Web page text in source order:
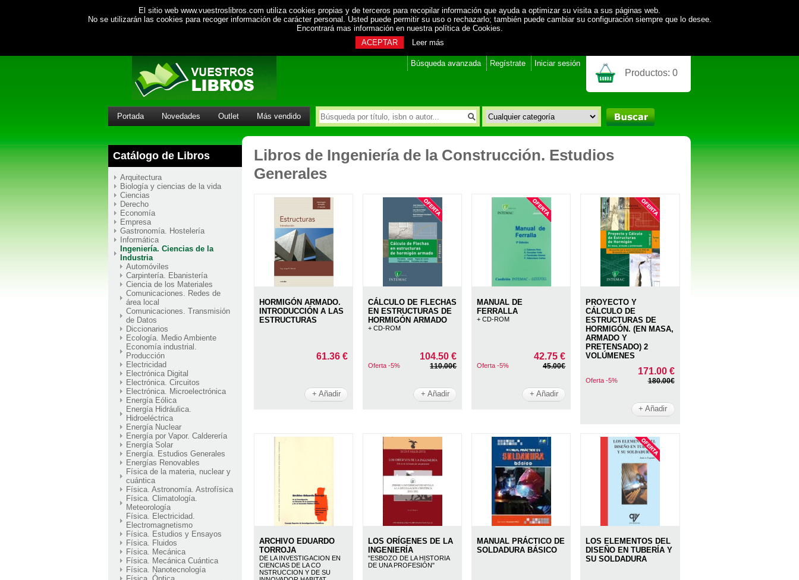
El sitio web www.vuestroslibros.com utiliza cookies propias y de terceros para recopilar información que ayuda a optimizar su visita a sus páginas web.
No se utilizarán las cookies para recoger información de carácter personal. Usted puede permitir su uso o rechazarlo; también puede cambiar su configuración siempre que lo desee.
Encontrará mas información en nuestra política de Cookies.
ACEPTAR
Leer más
Búsqueda avanzada Regístrate Iniciar sesión
Productos: 0
Portada Novedades Outlet Más vendido
Catálogo de Libros
Arquitectura
Biología y ciencias de la vida
Ciencias
Derecho
Economía
Empresa
Gastronomía. Hostelería
Informática
Ingeniería. Ciencias de la
Industria
Automóviles
Carpintería. Ebanistería
Ciencia de los Materiales
Comunicaciones. Redes de
área local
Comunicaciones. Transmisión
de Datos
Diccionarios
Ecología. Medio Ambiente
Economía industrial.
Producción
Electricidad
Electrónica Digital
Electrónica. Circuitos
Electrónica. Microelectrónica
Energía Eólica
Energía Hidráulica.
Hidroeléctrica
Energía Nuclear
Energía por Vapor. Calderería
Energía Solar
Energía. Estudios Generales
Energías Renovables
Física de la materia, nuclear y
cuántica
Física. Astronomía. Astrofísica
Física. Climatología.
Meteorología
Física. Electricidad.
Electromagnetismo
Física. Estudios y Ensayos
Física. Fluidos
Física. Mecánica
Física. Mecánica Cuántica
Física. Nanotecnología
Libros de Ingeniería de la Construcción. Estudios
Generales
HORMIGÓN ARMADO.
INTRODUCCIÓN A LAS
ESTRUCTURAS
61.36 €
+ Añadir
CÁLCULO DE FLECHAS
EN ESTRUCTURAS DE
HORMIGÓN ARMADO
+ CD-ROM
104.50 €
Oferta -5% 110.00€
+ Añadir
MANUAL DE
FERRALLA
+ CD-ROM
42.75 €
Oferta -5% 45.00€
+ Añadir
PROYECTO Y
CÁLCULO DE
ESTRUCTURAS DE
HORMIGÓN. (EN MASA,
ARMADO Y
PRETENSADO) 2
VOLÚMENES
171.00 €
Oferta -5% 180.00€
+ Añadir
ARCHIVO EDUARDO
TORROJA
DE LA INVESTIGACION EN
CIENCIAS DE LA CO
NSTRUCCION Y DE SU
LOS ORÍGENES DE LA
INGENIERÍA
"ESBOZO DE LA HISTORIA
DE UNA PROFESIÓN"
MANUAL PRÁCTICO DE
SOLDADURA BÁSICO
LOS ELEMENTOS DEL
DISEÑO EN TUBERÍA Y
SU SOLDADURA